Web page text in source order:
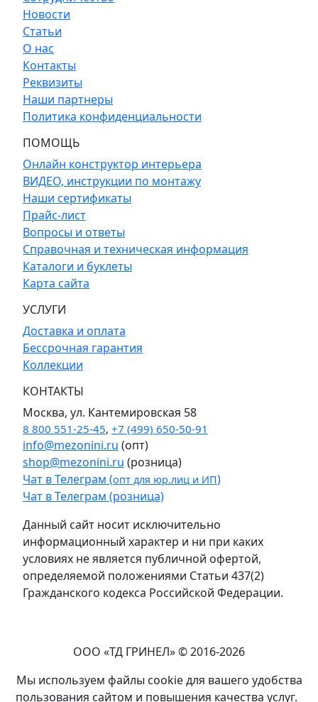
Новости
Статьи
О нас
Контакты
Реквизиты
Наши партнеры
Политика конфиденциальности
ПОМОЩЬ
Онлайн конструктор интерьера
ВИДЕО, инструкции по монтажу
Наши сертификаты
Прайс-лист
Вопросы и ответы
Справочная и техническая информация
Каталоги и буклеты
Карта сайта
УСЛУГИ
Доставка и оплата
Бессрочная гарантия
Коллекции
КОНТАКТЫ
Москва, ул. Кантемировская 58
8 800 551-25-45, +7 (499) 650-50-91
info@mezonini.ru (опт)
shop@mezonini.ru (розница)
Чат в Телеграм (опт для юр.лиц и ИП)
Чат в Телеграм (розница)
Данный сайт носит исключительно
информационный характер и ни при каких
условиях не является публичной офертой,
определяемой положениями Статьи 437(2)
Гражданского кодекса Российской Федерации.
ООО «ТД ГРИНЕЛ» © 2016-2026
Мы используем файлы cookie для вашего удобства
пользования сайтом и повышения качества услуг.